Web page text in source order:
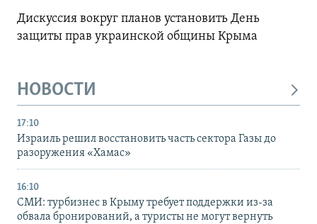
Дискуссия вокруг планов установить День
защиты прав украинской общины Крыма
НОВОСТИ
17:10
Израиль решил восстановить часть сектора Газы до
разоружения «Хамас»
16:10
СМИ: турбизнес в Крыму требует поддержки из-за
обвала бронирований, а туристы не могут вернуть